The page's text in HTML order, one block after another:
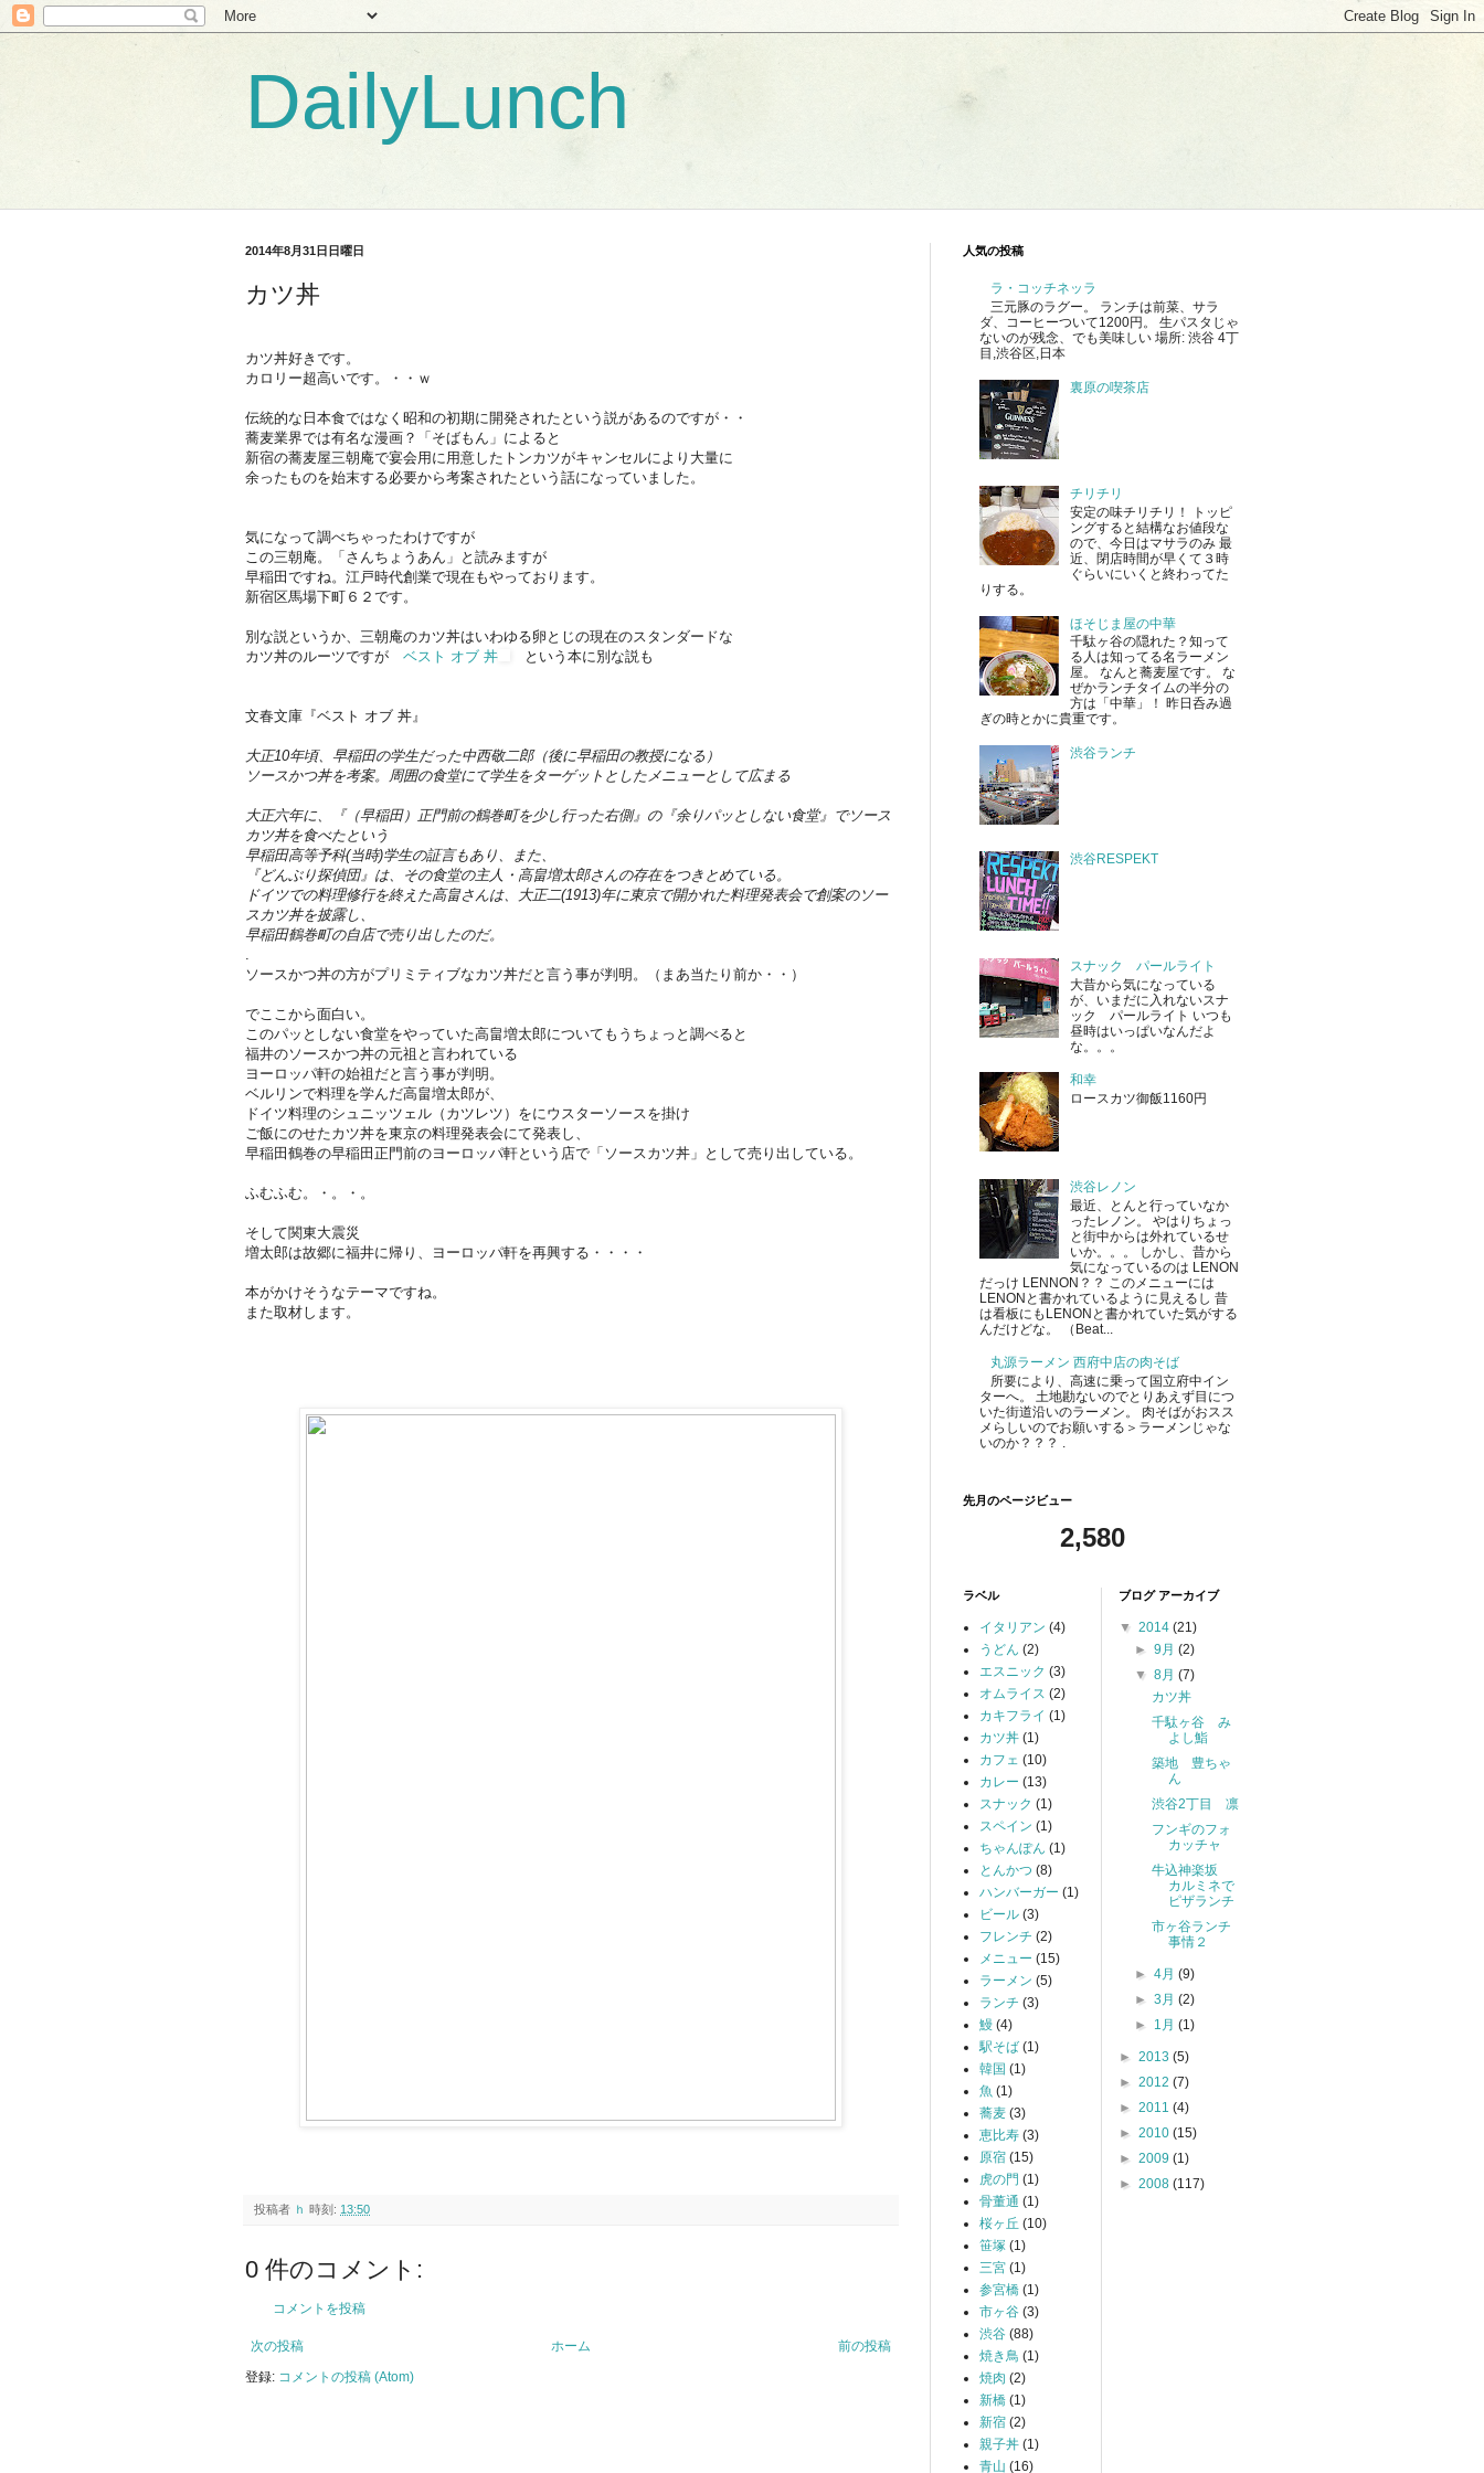
DailyLunch
2014年8月31日日曜日
カツ丼
カツ丼好きです。
カロリー超高いです。・・ｗ
伝統的な日本食ではなく昭和の初期に開発されたという説があるのですが・・
蕎麦業界では有名な漫画？「そばもん」によると
新宿の蕎麦屋三朝庵で宴会用に用意したトンカツがキャンセルにより大量に
余ったものを始末する必要から考案されたという話になっていました。
気になって調べちゃったわけですが
この三朝庵。「さんちょうあん」と読みますが
早稲田ですね。江戸時代創業で現在もやっております。
新宿区馬場下町６２です。
別な説というか、三朝庵のカツ丼はいわゆる卵とじの現在のスタンダードな
カツ丼のルーツですが ベスト オブ 丼 という本に別な説も
文春文庫『ベスト オブ 丼』
大正10年頃、早稲田の学生だった中西敬二郎（後に早稲田の教授になる）
ソースかつ丼を考案。周囲の食堂にて学生をターゲットとしたメニューとして広まる
大正六年に、『（早稲田）正門前の鶴巻町を少し行った右側』の『余りパッとしない食堂』でソース
カツ丼を食べたという
早稲田高等予科(当時)学生の証言もあり、また、
『どんぶり探偵団』は、その食堂の主人・高畠増太郎さんの存在をつきとめている。
ドイツでの料理修行を終えた高畠さんは、大正二(1913)年に東京で開かれた料理発表会で創案のソー
スカツ丼を披露し、
早稲田鶴巻町の自店で売り出したのだ。
ソースかつ丼の方がプリミティブなカツ丼だと言う事が判明。（まあ当たり前か・・）
でここから面白い。
このパッとしない食堂をやっていた高畠増太郎についてもうちょっと調べると
福井のソースかつ丼の元祖と言われている
ヨーロッパ軒の始祖だと言う事が判明。
ベルリンで料理を学んだ高畠増太郎が、
ドイツ料理のシュニッツェル（カツレツ）をにウスターソースを掛け
ご飯にのせたカツ丼を東京の料理発表会にて発表し、
早稲田鶴巻の早稲田正門前のヨーロッパ軒という店で「ソースカツ丼」として売り出している。
ふむふむ。・。・。
そして関東大震災
増太郎は故郷に福井に帰り、ヨーロッパ軒を再興する・・・・
本がかけそうなテーマですね。
また取材します。
投稿者 ｈ 時刻: 13:50
0 件のコメント:
コメントを投稿
次の投稿 前の投稿
ホーム
登録: コメントの投稿 (Atom)
人気の投稿
ラ・コッチネッラ
三元豚のラグー。 ランチは前菜、サラ
ダ、コーヒーついて1200円。 生パスタじゃ
ないのが残念、でも美味しい 場所: 渋谷 4丁
目,渋谷区,日本
裏原の喫茶店
チリチリ
安定の味チリチリ！ トッピ
ングすると結構なお値段な
ので、今日はマサラのみ 最
近、閉店時間が早くて３時
ぐらいにいくと終わってた
りする。
ほそじま屋の中華
千駄ヶ谷の隠れた？知って
る人は知ってる名ラーメン
屋。 なんと蕎麦屋です。 な
ぜかランチタイムの半分の
方は「中華」！ 昨日呑み過
ぎの時とかに貴重です。
渋谷ランチ
渋谷RESPEKT
スナック パールライト
大昔から気になっている
が、いまだに入れないスナ
ック パールライト いつも
昼時はいっぱいなんだよ
な。。。
和幸
ロースカツ御飯1160円
渋谷レノン
最近、とんと行っていなか
ったレノン。 やはりちょっ
と街中からは外れているせ
いか。。。 しかし、昔から
気になっているのは LENON
だっけ LENNON？？ このメニューには
LENONと書かれているように見えるし 昔
は看板にもLENONと書かれていた気がする
んだけどな。 （Beat...
丸源ラーメン 西府中店の肉そば
所要により、高速に乗って国立府中イン
ターへ。 土地勘ないのでとりあえず目につ
いた街道沿いのラーメン。 肉そばがおスス
メらしいのでお願いする＞ラーメンじゃな
いのか？？？ .
先月のページビュー
2,580
ラベル
イタリアン (4)
うどん (2)
エスニック (3)
オムライス (2)
カキフライ (1)
カツ丼 (1)
カフェ (10)
カレー (13)
スナック (1)
スペイン (1)
ちゃんぽん (1)
とんかつ (8)
ハンバーガー (1)
ビール (3)
フレンチ (2)
メニュー (15)
ラーメン (5)
ランチ (3)
鰻 (4)
駅そば (1)
韓国 (1)
魚 (1)
蕎麦 (3)
恵比寿 (3)
原宿 (15)
虎の門 (1)
骨董通 (1)
桜ヶ丘 (10)
笹塚 (1)
三宮 (1)
参宮橋 (1)
市ヶ谷 (3)
渋谷 (88)
焼き鳥 (1)
焼肉 (2)
新橋 (1)
新宿 (2)
親子丼 (1)
青山 (16)
ブログ アーカイブ
▼ 2014 (21)
►9月(2)
▼8月(7)
カツ丼
千駄ヶ谷 み
よし鮨
築地 豊ちゃ
ん
渋谷2丁目 凛
フンギのフォ
カッチャ
牛込神楽坂
カルミネで
ピザランチ
市ヶ谷ランチ
事情２
►4月(9)
►3月(2)
► 1月(1)
► 2013 (5)
► 2012 (7)
► 2011 (4)
► 2010 (15)
► 2009 (1)
► 2008 (117)